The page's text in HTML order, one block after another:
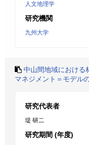
人文地理学
研究機関
九州大学
中山間地域における
マネジメント＝モデル
研究代表者
堤 研二
研究期間 (年度)